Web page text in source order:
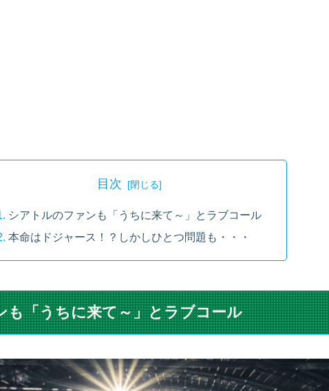
目次
シアトルのファンも「うちに来て～」とラブコール
本命はドジャース！？しかしひとつ問題も・・・
も「うちに来て～」とラブコール